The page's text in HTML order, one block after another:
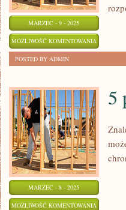
MARZEC - 9 - 2025
MOŻLIWOŚĆ KOMENTOWANIA
ZDROWEGO
STYLU!
ZOSTAŁA WYŁĄCZONA
POSTED BY ADMIN
MARZEC - 8 - 2025
MOŻLIWOŚĆ KOMENTOWANIA
5